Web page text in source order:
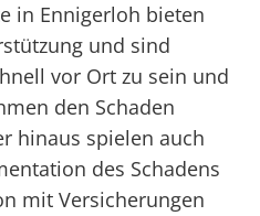
in Ennigerloh bieten
und sind
vor Ort zu sein und
den Schaden
hinaus spielen auch
des Schadens
mit Versicherungen